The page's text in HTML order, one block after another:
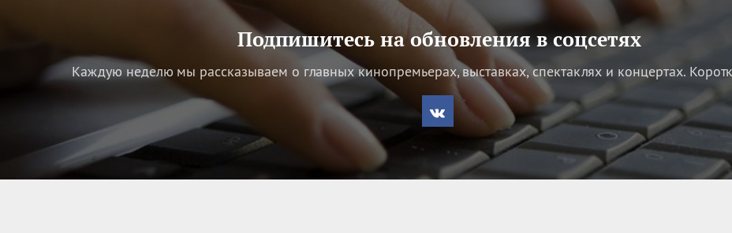
Подпишитесь на обновления в соцсетях
Каждую неделю мы рассказываем о главных кинопремьерах, выставках, спектаклях и концертах.